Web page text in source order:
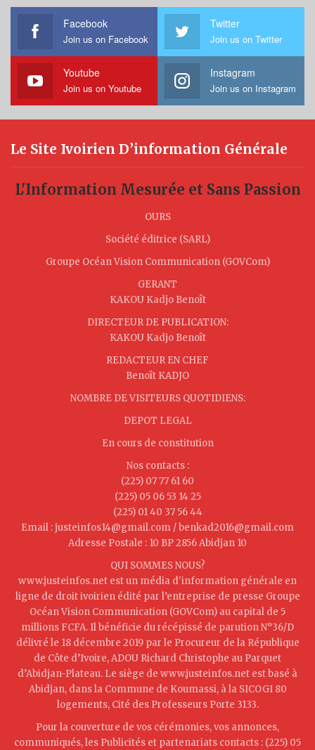
Facebook
Join us on Facebook
Twitter
Join us on Twitter
Youtube
Join us on Youtube
Instagram
Join us on Instagram
Le Site Ivoirien D’information Générale
L'Information Mesurée et Sans Passion
OURS
Société éditrice (SARL)
Groupe Océan Vision Communication (GOVCom)
GERANT
KAKOU Kadjo Benoît
DIRECTEUR DE PUBLICATION:
KAKOU Kadjo Benoît
REDACTEUR EN CHEF
Benoît KADJO
NOMBRE DE VISITEURS QUOTIDIENS:
DEPOT LEGAL
En cours de constitution
Nos contacts :
(225) 07 77 61 60
(225) 05 06 53 14 25
(225) 01 40 37 56 44
Email : justeinfos14@gmail.com / benkad2016@gmail.com
Adresse Postale : 10 BP 2856 Abidjan 10
QUI SOMMES NOUS?
www.justeinfos.net est un média d'information générale en
ligne de droit ivoirien édité par l’entreprise de presse Groupe
Océan Vision Communication (GOVCom) au capital de 5
millions FCFA. Il bénéficie du récépissé de parution N°36/D
délivré le 18 décembre 2019 par le Procureur de la République
de Côte d’Ivoire, ADOU Richard Christophe au Parquet
d’Abidjan-Plateau. Le siège de www.justeinfos.net est basé à
Abidjan, dans la Commune de Koumassi, à la SICOGI 80
logements, Cité des Professeurs Porte 3133.
Pour la couverture de vos cérémonies, vos annonces,
communiqués, les Publicités et partenariats contacts : (225) 05